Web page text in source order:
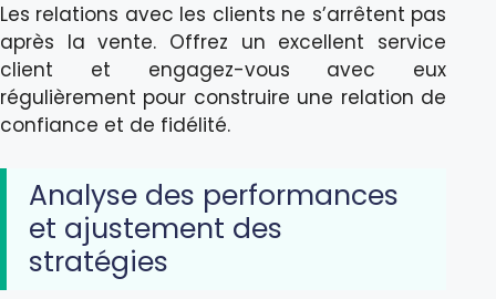
Les relations avec les clients ne s’arrêtent pas
après la vente. Offrez un excellent service
client et engagez-vous avec eux
régulièrement pour construire une relation de
confiance et de fidélité.
Analyse des performances
et ajustement des
stratégies